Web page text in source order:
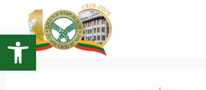
Open toolbar
turinio